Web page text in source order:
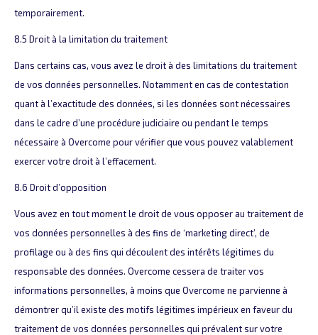
temporairement.
8.5 Droit à la limitation du traitement
Dans certains cas, vous avez le droit à des limitations du traitement
de vos données personnelles. Notamment en cas de contestation
quant à l’exactitude des données, si les données sont nécessaires
dans le cadre d’une procédure judiciaire ou pendant le temps
nécessaire à Overcome pour vérifier que vous pouvez valablement
exercer votre droit à l’effacement.
8.6 Droit d’opposition
Vous avez en tout moment le droit de vous opposer au traitement de
vos données personnelles à des fins de ‘marketing direct’, de
profilage ou à des fins qui découlent des intérêts légitimes du
responsable des données. Overcome cessera de traiter vos
informations personnelles, à moins que Overcome ne parvienne à
démontrer qu’il existe des motifs légitimes impérieux en faveur du
traitement de vos données personnelles qui prévalent sur votre